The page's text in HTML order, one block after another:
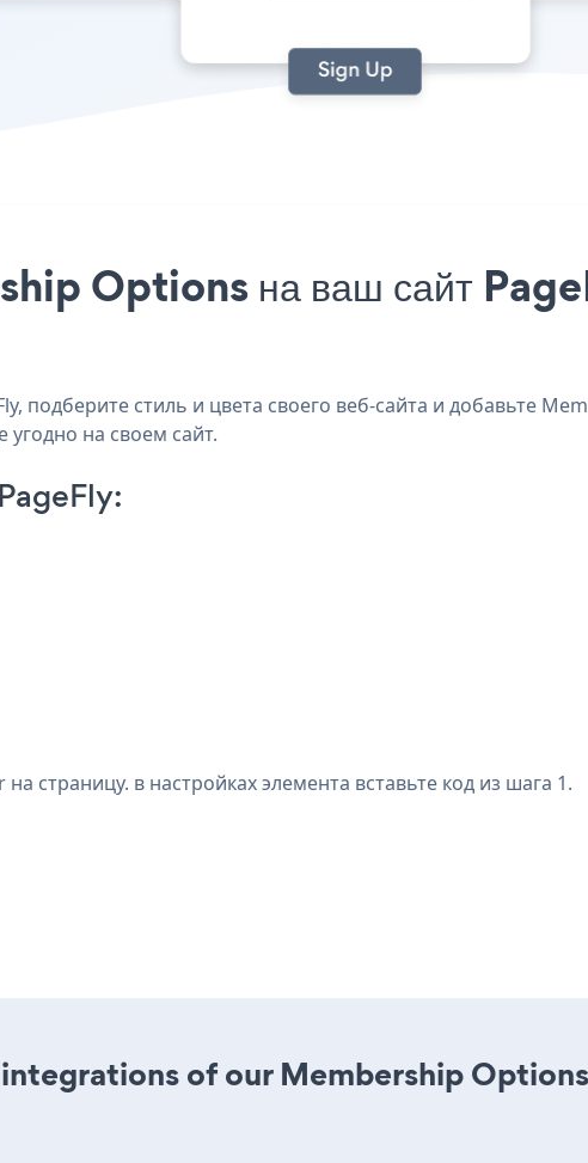
Options на ваш сайт
подберите стиль и цвета своего веб-сайта и добавьте
угодно на своем сайт.
в настройках элемента вставьте код из шага 1.
of our Membership Options